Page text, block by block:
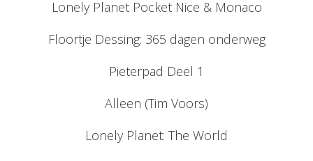
Lonely Planet Pocket Nice & Monaco
Floortje Dessing: 365 dagen onderweg
Pieterpad Deel 1
Alleen (Tim Voors)
Lonely Planet: The World